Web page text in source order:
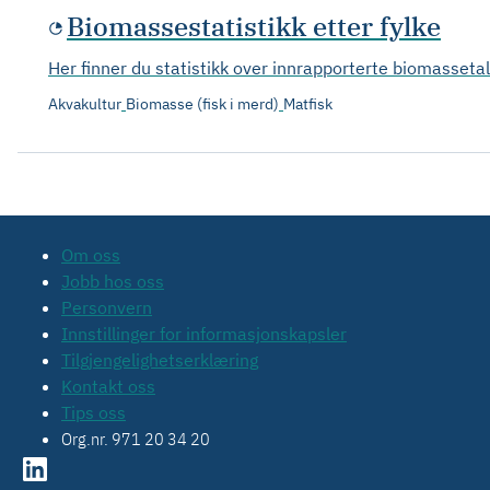
Biomassestatistikk etter fylke
Her finner du statistikk over innrapporterte
Akvakultur Biomasse (fisk i merd) Matfisk
Om oss
Jobb hos oss
Personvern
Innstillinger for informasjonskapsler
Tilgjengelighetserklæring
Kontakt oss
Tips oss
Org.nr. 971 20 34 20